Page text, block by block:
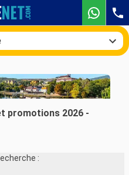
Compagnies
promotions 2026 -
: